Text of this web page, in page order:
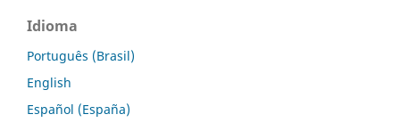
Idioma
Português (Brasil)
English
Español (España)